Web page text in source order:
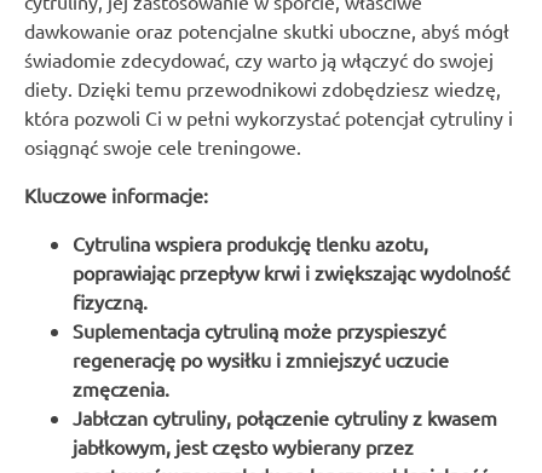
dawkowanie oraz potencjalne skutki uboczne, abyś mógł
świadomie zdecydować, czy warto ją włączyć do swojej
diety. Dzięki temu przewodnikowi zdobędziesz wiedzę,
która pozwoli Ci w pełni wykorzystać potencjał cytruliny i
osiągnąć swoje cele treningowe.
Kluczowe informacje:
Cytrulina wspiera produkcję tlenku azotu,
poprawiając przepływ krwi i zwiększając wydolność
fizyczną.
Suplementacja cytruliną może przyspieszyć
regenerację po wysiłku i zmniejszyć uczucie
zmęczenia.
Jabłczan cytruliny, połączenie cytruliny z kwasem
jabłkowym, jest często wybierany przez